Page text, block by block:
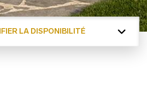
LA DISPONIBILITÉ